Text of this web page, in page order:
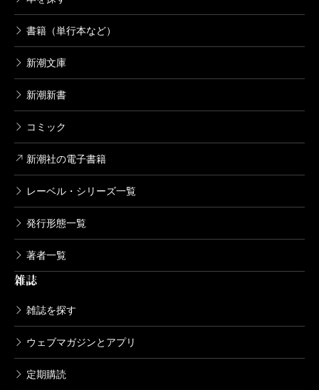
書籍（単行本など）
新潮文庫
新潮新書
コミック
新潮社の電子書籍
レーベル・シリーズ一覧
発行形態一覧
著者一覧
雑誌
雑誌を探す
ウェブマガジンとアプリ
定期購読